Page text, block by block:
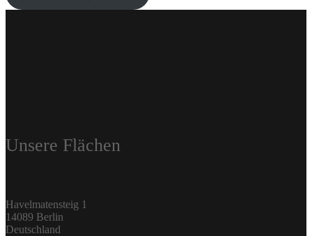
Unsere Flächen
Havelmatensteig 1
14089 Berlin
Deutschland